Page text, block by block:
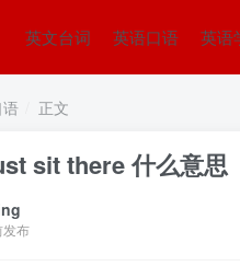
英文台词 英语口语 英语
正文
sit there 什么意思
布